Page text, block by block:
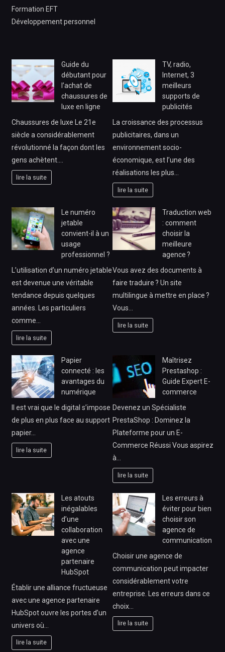
Formation EFT
Développement personnel
Guide du
débutant pour
l’achat de
chaussures de
luxe en ligne
Chaussures de luxe Le 21e
siècle a considérablement
révolutionné la façon dont les
gens achètent.…
lire la suite
TV, radio,
Internet, 3
meilleurs
supports de
publicités
La croissance des processus
publicitaires, dans un
environnement socio-
économique, est l’une des
réalisations les plus…
lire la suite
Le numéro
jetable
convient-il à un
usage
professionnel ?
L’utilisation d’un numéro jetable
est devenue une véritable
tendance depuis quelques
années. Les particuliers
comme…
lire la suite
Traduction web
: comment
choisir la
meilleure
agence ?
Vous avez des documents à
faire traduire ? Un site
multilingue à mettre en place ?
Vous…
lire la suite
Papier
connecté : les
avantages du
numérique
Il est vrai que le digital s’impose
de plus en plus face au support
papier…
lire la suite
Maîtrisez
Prestashop :
Guide Expert E-
commerce
Devenez un Spécialiste
PrestaShop : Dominez la
Plateforme pour un E-
Commerce Réussi Vous aspirez
à…
lire la suite
Les atouts
inégalables
d’une
collaboration
avec une
agence
partenaire
HubSpot
Établir une alliance fructueuse
avec une agence partenaire
HubSpot ouvre les portes d’un
univers où…
lire la suite
Les erreurs à
éviter pour bien
choisir son
agence de
communication
Choisir une agence de
communication peut impacter
considérablement votre
entreprise. Les erreurs dans ce
choix…
lire la suite